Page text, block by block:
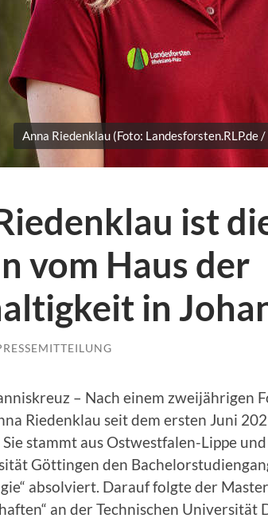
Anna Riedenklau (Foto: Landesforsten.RLP.de /
ist
vom Haus der
in
– Nach einem zweijährigen
Riedenklau seit dem ersten Juni
stammt aus Ostwestfalen-Lippe
Göttingen den
absolviert. Darauf folgte der
an der Technischen Universität